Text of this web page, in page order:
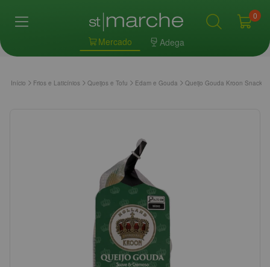
Mercado Adega
0
Início Frios e Laticínios Queijos e Tofu Edam e Gouda Queijo Gouda Kroon Snack